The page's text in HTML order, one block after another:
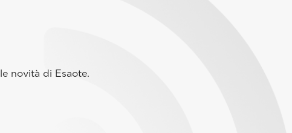
novità di Esaote.